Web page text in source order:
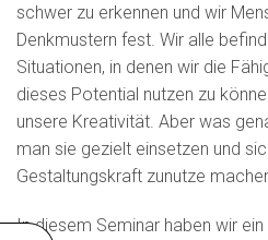
schwer zu erkennen und wir
Denkmustern fest. Wir alle
Situationen, in denen wir die
dieses Potential nutzen zu
unsere Kreativität. Aber was
man sie gezielt einsetzen und
Gestaltungskraft zunutze
In diesem Seminar haben wir